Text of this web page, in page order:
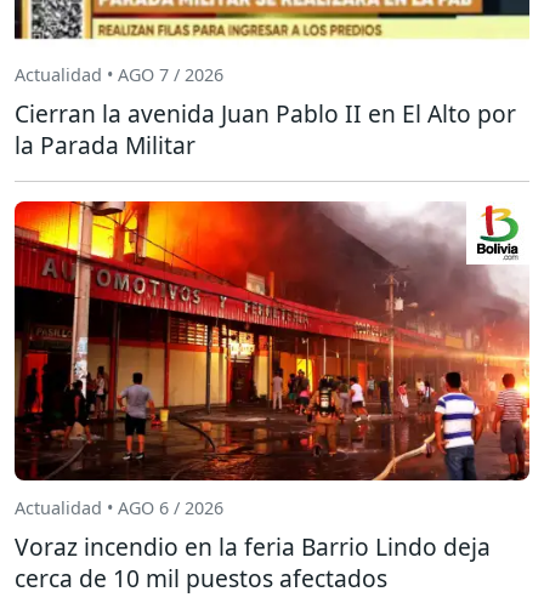
Actualidad • AGO 7 / 2026
Cierran la avenida Juan Pablo II en El Alto por
la Parada Militar
Actualidad • AGO 6 / 2026
Voraz incendio en la feria Barrio Lindo deja
cerca de 10 mil puestos afectados